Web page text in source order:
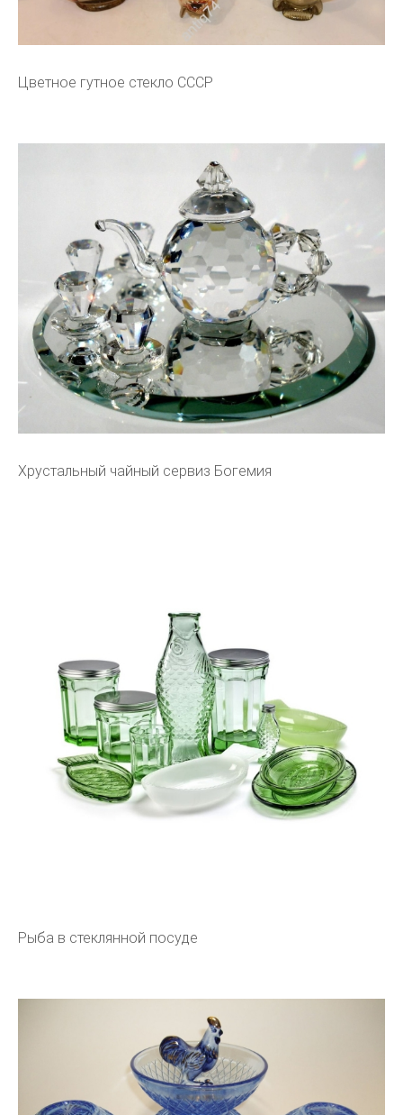
Цветное гутное стекло СССР
Хрустальный чайный сервиз Богемия
Рыба в стеклянной посуде